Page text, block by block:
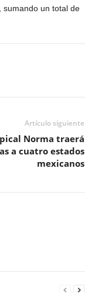
sumando un total de
Artículo siguiente
Norma traerá
a cuatro estados
mexicanos